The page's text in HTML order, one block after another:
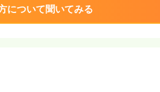
について聞いてみる